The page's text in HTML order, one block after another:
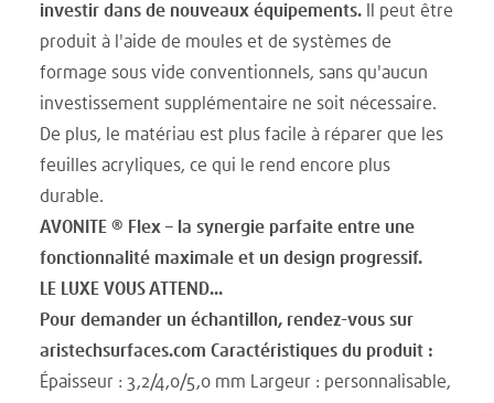
investir dans de nouveaux équipements. Il peut être
produit à l'aide de moules et de systèmes de
formage sous vide conventionnels, sans qu'aucun
investissement supplémentaire ne soit nécessaire.
De plus, le matériau est plus facile à réparer que les
feuilles acryliques, ce qui le rend encore plus
durable.
AVONITE ® Flex – la synergie parfaite entre une
fonctionnalité maximale et un design progressif.
LE LUXE VOUS ATTEND...
Pour demander un échantillon, rendez-vous sur
aristechsurfaces.com Caractéristiques du produit :
Épaisseur : 3,2/4,0/5,0 mm Largeur : personnalisable,